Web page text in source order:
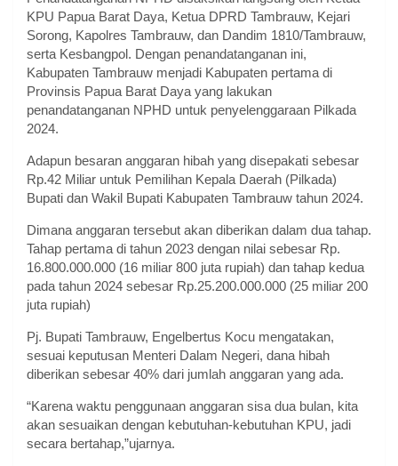
KPU Papua Barat Daya, Ketua DPRD Tambrauw, Kejari
Sorong, Kapolres Tambrauw, dan Dandim 1810/Tambrauw,
serta Kesbangpol. Dengan penandatanganan ini,
Kabupaten Tambrauw menjadi Kabupaten pertama di
Provinsis Papua Barat Daya yang lakukan
penandatanganan NPHD untuk penyelenggaraan Pilkada
2024.
Adapun besaran anggaran hibah yang disepakati sebesar
Rp.42 Miliar untuk Pemilihan Kepala Daerah (Pilkada)
Bupati dan Wakil Bupati Kabupaten Tambrauw tahun 2024.
Dimana anggaran tersebut akan diberikan dalam dua tahap.
Tahap pertama di tahun 2023 dengan nilai sebesar Rp.
16.800.000.000 (16 miliar 800 juta rupiah) dan tahap kedua
pada tahun 2024 sebesar Rp.25.200.000.000 (25 miliar 200
juta rupiah)
Pj. Bupati Tambrauw, Engelbertus Kocu mengatakan,
sesuai keputusan Menteri Dalam Negeri, dana hibah
diberikan sebesar 40% dari jumlah anggaran yang ada.
“Karena waktu penggunaan anggaran sisa dua bulan, kita
akan sesuaikan dengan kebutuhan-kebutuhan KPU, jadi
secara bertahap,”ujarnya.